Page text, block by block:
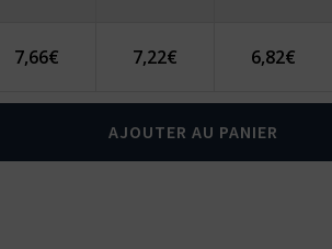
7,66€ 7,22€ 6,82€
AJOUTER AU PANIER